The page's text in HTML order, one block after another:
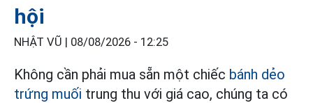
hội
NHẬT VŨ | 08/08/2026 - 12:25
Không cần phải mua sẵn một chiếc bánh dẻo
trứng muối trung thu với giá cao, chúng ta có